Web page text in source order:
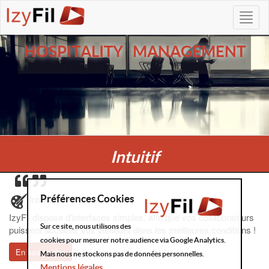
HOSPITALITY MANAGEMENT
Intuitif
Intuitif
IzyFil dispose d'interfaces simples, afin que vos collaborateurs
puissent accueillir vos visiteurs dans les meilleures conditions !
En savoir plus
Préférences Cookies
Sur ce site, nous utilisons des
cookies pour mesurer notre audience via Google Analytics.
Mais nous ne stockons pas de données personnelles.